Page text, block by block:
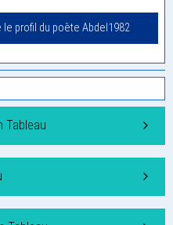
le profil du poète Abdel1982
Tableau